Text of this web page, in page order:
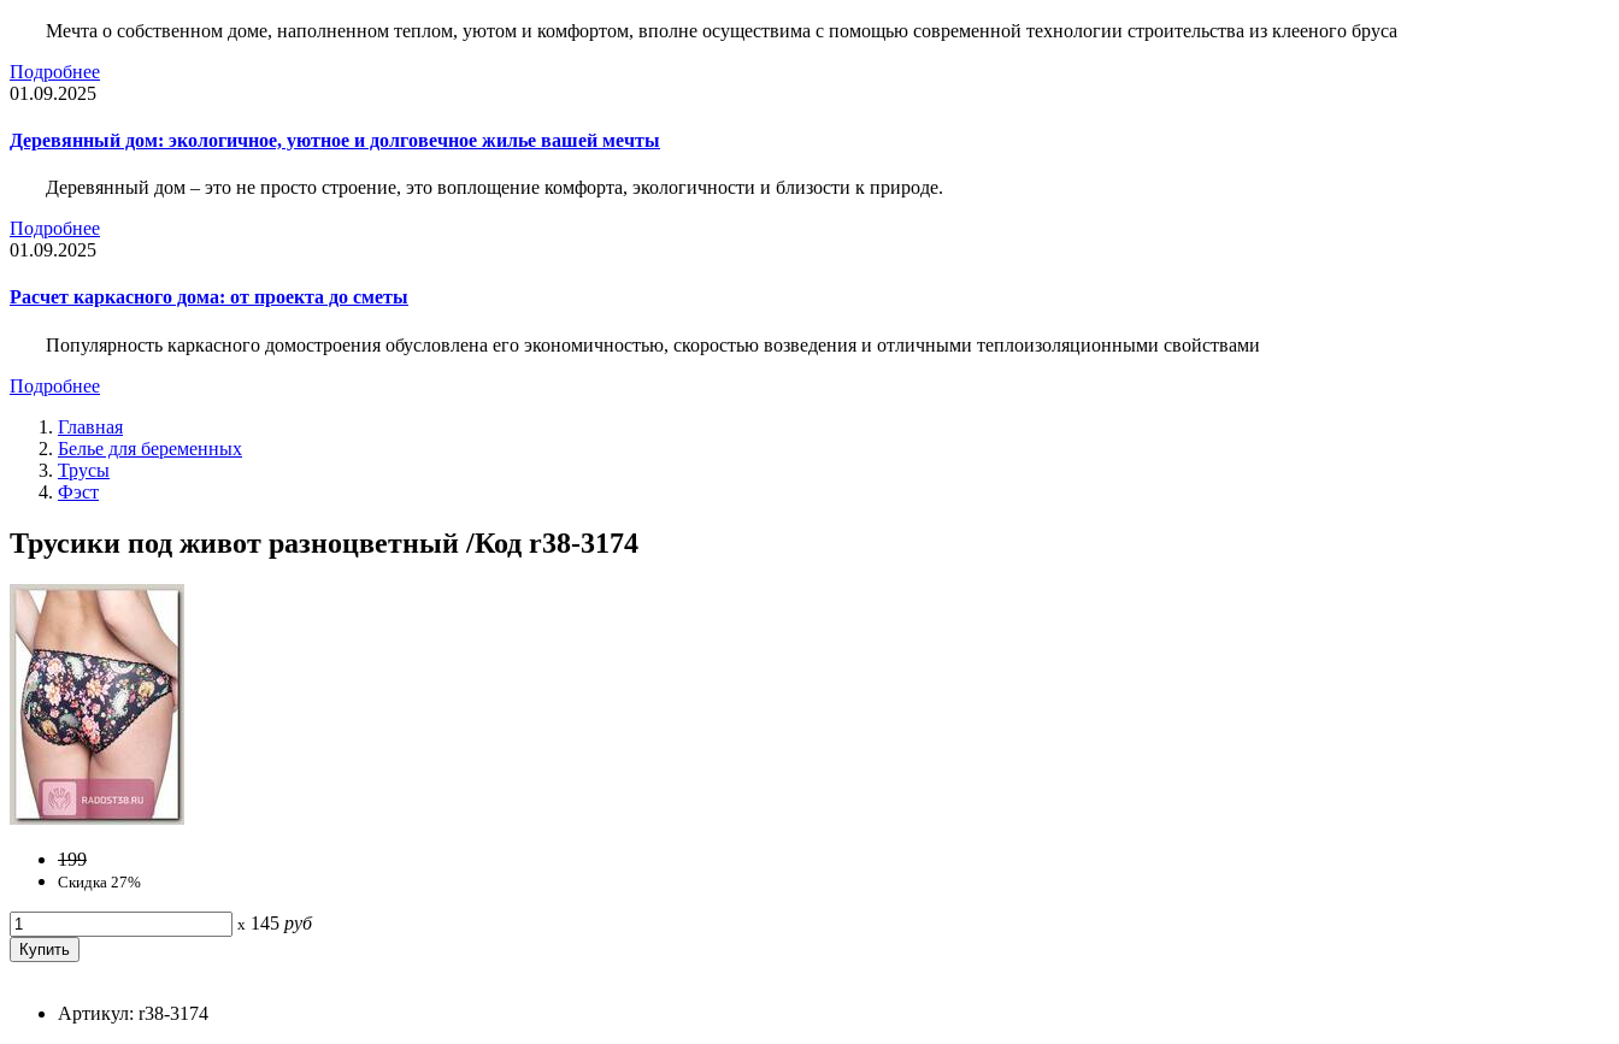
Мечта о собственном доме, наполненном теплом, уютом и комфортом, вполне осуществима с помощью современной технологии строительства из клееного бруса
Подробнее
01.09.2025
Деревянный дом: экологичное, уютное и долговечное жилье вашей мечты
Деревянный дом – это не просто строение, это воплощение комфорта, экологичности и близости к природе.
Подробнее
01.09.2025
Расчет каркасного дома: от проекта до сметы
Популярность каркасного домостроения обусловлена его экономичностью, скоростью возведения и отличными теплоизоляционными свойствами
Подробнее
Главная
Белье для беременных
Трусы
Фэст
Трусики под живот разноцветный /Код r38-3174
199
Скидка 27%
x 145 руб
Артикул: r38-3174